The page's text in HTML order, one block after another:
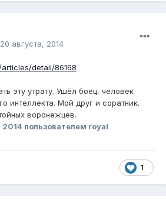
20 августа, 2014
detail/86168
эту утрату. Ушёл боец, человек
интеллекта. Мой друг и соратник.
воронежцев.
2014 пользователем royal
1